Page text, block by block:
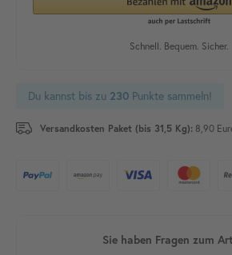
Du kannst bis zu 230 Punkte sammeln!
Versandkosten Paket (bis 31,5 Kg): 8,90